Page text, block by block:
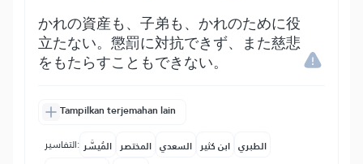
かれの資産も、子弟も、かれのために役
立たない。懲罰に対抗できず、また慈悲
をもたらすこともできない。
Tampilkan terjemahan lain
التفاسير: المُيسَّر المختصر السعدي ابن كثير الطبري